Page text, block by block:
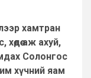
хамтран
аж ахуй,
Солонгос
хүчний яам